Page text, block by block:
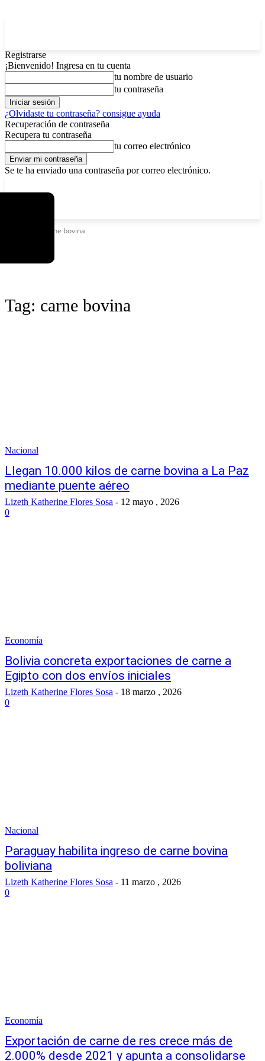
Registrarse
¡Bienvenido! Ingresa en tu cuenta
tu nombre de usuario
tu contraseña
¿Olvidaste tu contraseña? consigue ayuda
Recuperación de contraseña
Recupera tu contraseña
tu correo electrónico
Se te ha enviado una contraseña por correo electrónico.
Carne bovina
Tag: carne bovina
Nacional
Llegan 10.000 kilos de carne bovina a La Paz
mediante puente aéreo
Lizeth Katherine Flores Sosa - 12 mayo , 2026
0
Economía
Bolivia concreta exportaciones de carne a
Egipto con dos envíos iniciales
Lizeth Katherine Flores Sosa - 18 marzo , 2026
0
Nacional
Paraguay habilita ingreso de carne bovina
boliviana
Lizeth Katherine Flores Sosa - 11 marzo , 2026
0
Economía
Exportación de carne de res crece más de
2.000% desde 2021 y apunta a consolidarse